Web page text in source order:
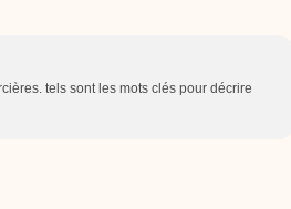
tels sont les mots clés pour décrire